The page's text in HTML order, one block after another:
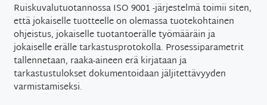
Ruiskuvalutuotannossa ISO 9001 -järjestelmä toimii siten,
että jokaiselle tuotteelle on olemassa tuotekohtainen
ohjeistus, jokaiselle tuotantoerälle työmääräin ja
jokaiselle erälle tarkastusprotokolla. Prosessiparametrit
tallennetaan, raaka-aineen erä kirjataan ja
tarkastustulokset dokumentoidaan jäljitettävyyden
varmistamiseksi.